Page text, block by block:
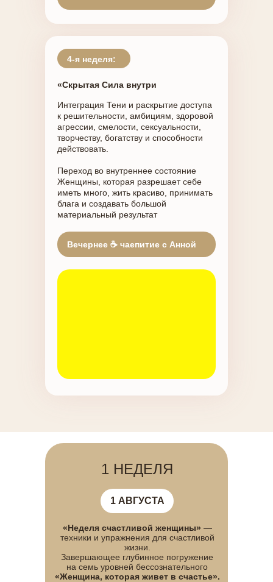
«Скрытая Сила внутри
Интеграция Тени и раскрытие доступа
к решительности, амбициям, здоровой
агрессии, смелости, сексуальности,
творчеству, богатству и способности
действовать.
Переход во внутреннее состояние
Женщины, которая разрешает себе
иметь много, жить красиво, принимать
блага и создавать большой
материальный результат
4-я неделя:
Вечернее ☕️ чаепитие с Анной
1 НЕДЕЛЯ
1 АВГУСТА
«Неделя счастливой женщины» —
техники и упражнения для счастливой
жизни.
Завершающее глубинное погружение
на семь уровней бессознательного
«Женщина, которая живет в счастье».